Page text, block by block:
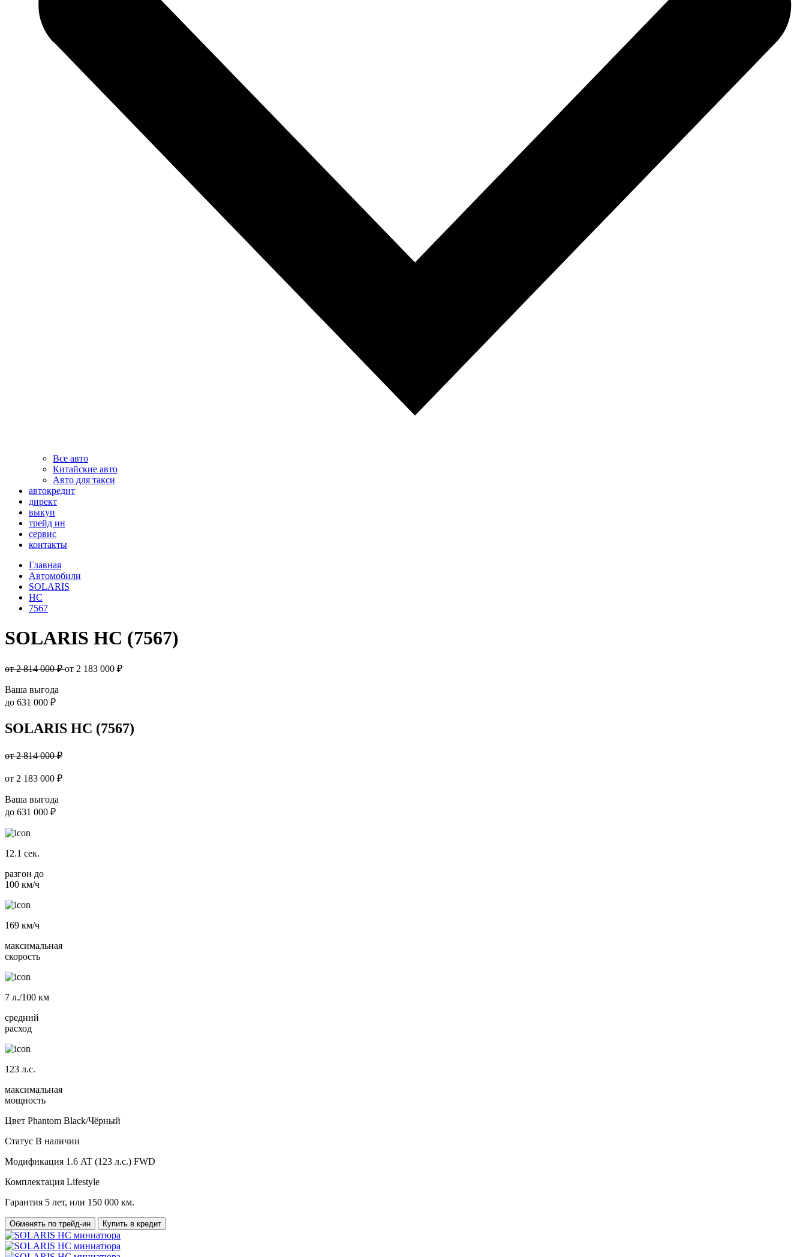
Все авто
Китайские авто
Авто для такси
автокредит
директ
выкуп
трейд ин
сервис
контакты
Главная
Автомобили
SOLARIS
HC
7567
SOLARIS HC (7567)
от 2 814 000 ₽от 2 183 000 ₽
Ваша выгода
до 631 000 ₽
SOLARIS HC (7567)
от 2 814 000 ₽
от 2 183 000 ₽
Ваша выгода
до 631 000 ₽
12.1 сек.
разгон до
100 км/ч
169 км/ч
максимальная
скорость
7 л./100 км
средний
расход
123 л.с.
максимальная
мощность
Цвет Phantom Black/Чёрный
Статус В наличии
Модификация 1.6 AT (123 л.с.) FWD
Комплектация Lifestyle
Гарантия 5 лет, или 150 000 км.
Обменять по трейд-ин Купить в кредит